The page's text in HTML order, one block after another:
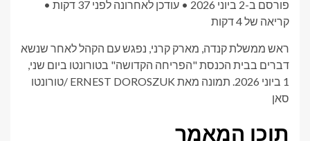
פורסם ב-2 ביוני 2026 • עודכן לאחרונה לפני 37 דקות
•
קריאה של 4 דקות
ראש ממשלת קנדה, מארק קרני, נפגש עם הקהל לאחר שנשא
דברים בבית הכנסת "הפריחה הקדושה" בטורונטו ביום שני,
1 ביוני 2026.
תמונה מאת ERNEST DOROSZUK /טורונטו
סאן
תוכן המאמר